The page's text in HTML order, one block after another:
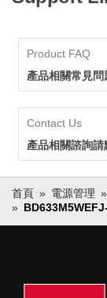
Product FAQ
產品相關常見問
Contact Us
產品相關諮詢請
首頁 電源管理